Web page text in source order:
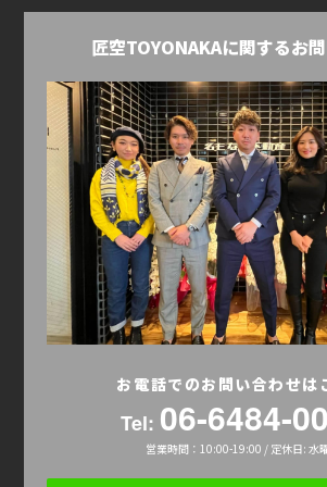
匠空TOYONAKAに関するお
お電話でのお問い合わせは
Tel: 06-6484-
営業時間：10:00-19:00 / 定休日: 水